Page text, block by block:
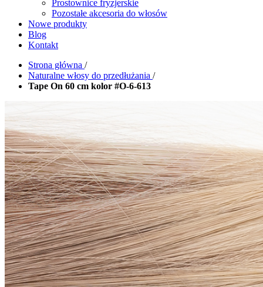
Prostownice fryzjerskie
Pozostałe akcesoria do włosów
Nowe produkty
Blog
Kontakt
Strona główna /
Naturalne włosy do przedłużania /
Tape On 60 cm kolor #O-6-613